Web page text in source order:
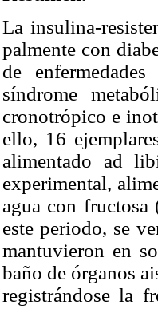
La insulina-
palmente con
de
síndrome
cronotrópico e
ello, 16
alimentado ad
experimental,
agua con fructosa
este periodo, se
mantuvieron en
baño de órganos
registrándose la